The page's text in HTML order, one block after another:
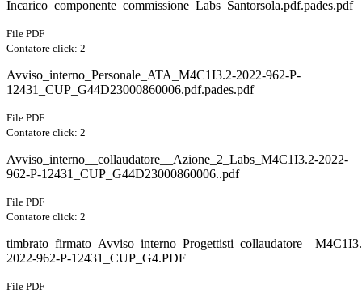
Incarico_componente_commissione_Labs_Santorsola.pdf.pades.pdf
File PDF
Contatore click: 2
Avviso_interno_Personale_ATA_M4C1I3.2-2022-962-P-
12431_CUP_G44D23000860006.pdf.pades.pdf
File PDF
Contatore click: 2
Avviso_interno__collaudatore__Azione_2_Labs_M4C1I3.2-2022-
962-P-12431_CUP_G44D23000860006..pdf
File PDF
Contatore click: 2
2022-962-P-12431_CUP_G4.PDF
File PDF